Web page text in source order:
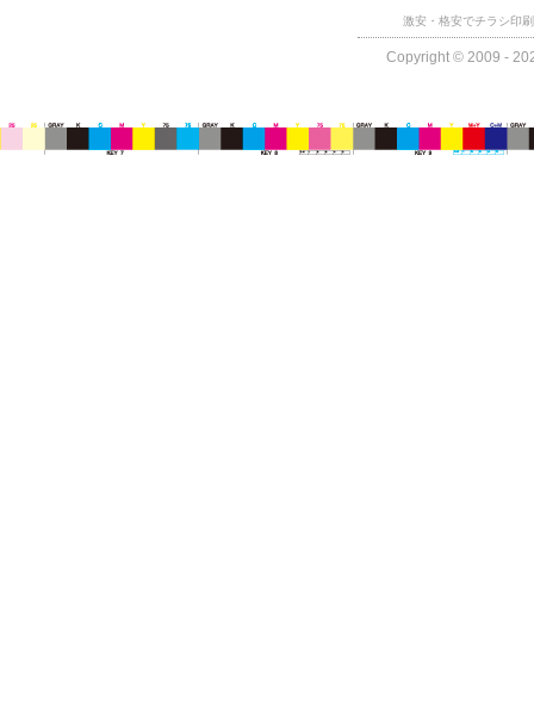
激安・格安でチラシ印
Copyright © 2009 -